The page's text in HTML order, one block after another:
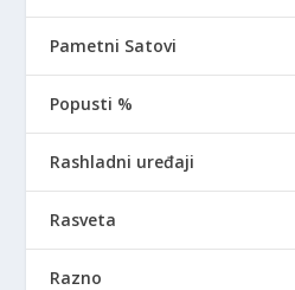
Pametni Satovi
Popusti %
Rashladni uređaji
Rasveta
Razno